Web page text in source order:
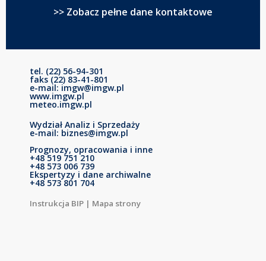
>> Zobacz pełne dane kontaktowe
tel. (22) 56-94-301
faks (22) 83-41-801
e-mail: imgw@imgw.pl
www.imgw.pl
meteo.imgw.pl
Wydział Analiz i Sprzedaży
e-mail: biznes@imgw.pl
Prognozy, opracowania i inne
+48 519 751 210
+48 573 006 739
Ekspertyzy i dane archiwalne
+48 573 801 704
Instrukcja BIP | Mapa strony